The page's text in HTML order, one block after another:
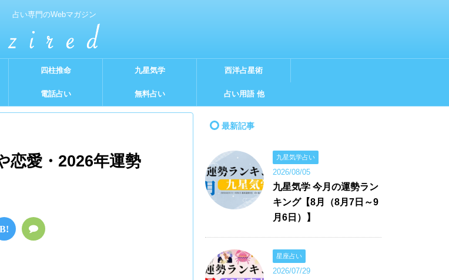
占い専門のWebマガジン
四柱推命 九星気学 西洋占星術
電話占い 無料占い 占い用語 他
恋愛・2026年運勢
B!
最新記事
九星気学占い
2026/08/05
九星気学 今月の運勢ラン
キング【8月（8月7日～9
月6日）】
星座占い
2026/07/29